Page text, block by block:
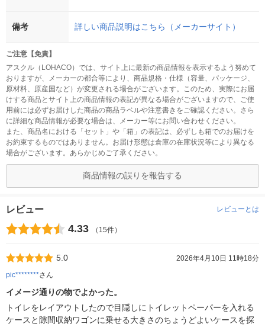
備考 詳しい商品説明はこちら（メーカーサイト）
ご注意【免責】
アスクル（LOHACO）では、サイト上に最新の商品情報を表示するよう努めて
おりますが、メーカーの都合等により、商品規格・仕様（容量、パッケージ、
原材料、原産国など）が変更される場合がございます。このため、実際にお届
けする商品とサイト上の商品情報の表記が異なる場合がございますので、ご使
用前には必ずお届けした商品の商品ラベルや注意書きをご確認ください。さら
に詳細な商品情報が必要な場合は、メーカー等にお問い合わせください。
また、商品名における「セット」や「箱」の表記は、必ずしも箱でのお届けを
お約束するものではありません。お届け形態は倉庫の在庫状況等により異なる
場合がございます。あらかじめご了承ください。
商品情報の誤りを報告する
レビュー レビューとは
4.33 （15件）
5.0
2026年4月10日 11時18分
pic********さん
イメージ通りの物でよかった。
トイレをレイアウトしたので目隠しにトイレットペーパーを入れる
ケースと隙間収納ワゴンに乗せる大きさのちょうどよいケースを探